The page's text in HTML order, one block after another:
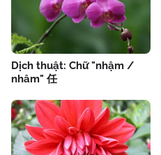
Dịch thuật: Chữ "nhậm /
nhâm" 任